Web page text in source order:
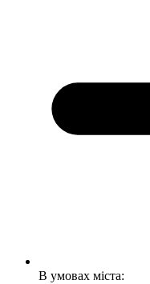
В умовах міста: